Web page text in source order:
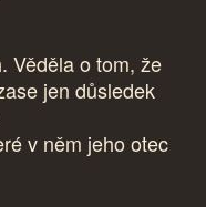
Věděla o tom, že
jen důsledek
v něm jeho otec